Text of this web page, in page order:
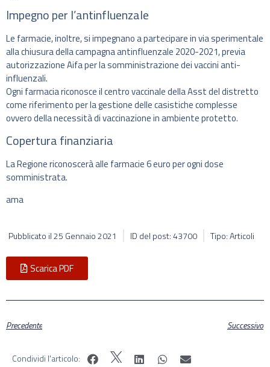
Impegno per l’antinfluenzale
Le farmacie, inoltre, si impegnano a partecipare in via sperimentale
alla chiusura della campagna antinfluenzale 2020-2021, previa
autorizzazione Aifa per la somministrazione dei vaccini anti-
influenzali.
Ogni farmacia riconosce il centro vaccinale della Asst del distretto
come riferimento per la gestione delle casistiche complesse
ovvero della necessità di vaccinazione in ambiente protetto.
Copertura finanziaria
La Regione riconoscerà alle farmacie 6 euro per ogni dose
somministrata.
ama
Pubblicato il25 Gennaio 2021 ID del post: 43700 Tipo: Articoli
Scarica PDF
Precedente Successivo
Condividi l'articolo: